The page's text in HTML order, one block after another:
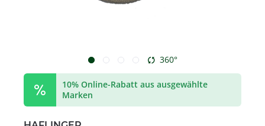
360°
10% Online-Rabatt aus ausgewählte
Marken